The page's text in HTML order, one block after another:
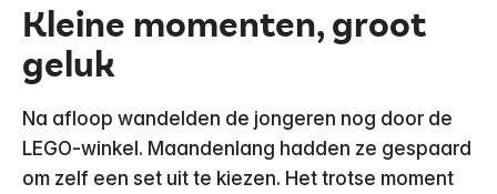
Kleine momenten, groot
geluk
Na afloop wandelden de jongeren nog door de
LEGO-winkel. Maandenlang hadden ze gespaard
om zelf een set uit te kiezen. Het trotse moment